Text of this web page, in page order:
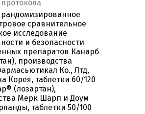
сравнительное
исследование
и безопасности
препаратов Канарб
производства
Ко., Лтд,
Корея, таблетки 60/120
(лозартан),
Мерк Шарп и Доум
таблетки 50/100